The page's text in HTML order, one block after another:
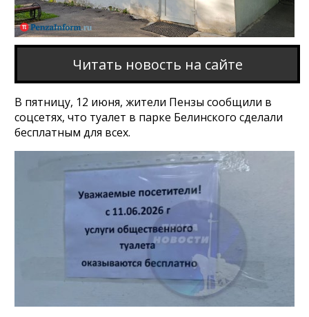
Читать новость на сайте
В пятницу, 12 июня, жители Пензы сообщили в
соцсетях, что туалет в парке Белинского сделали
бесплатным для всех.